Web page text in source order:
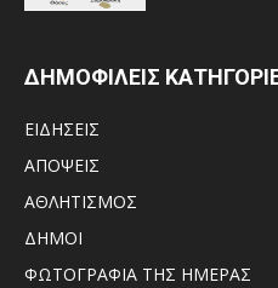
ΔΗΜΟΦΙΛΕΙΣ
ΕΙΔΗΣΕΙΣ
ΑΠΟΨΕΙΣ
ΑΘΛΗΤΙΣΜΟΣ
ΔΗΜΟΙ
ΦΩΤΟΓΡΑΦΙΑ ΤΗΣ ΗΜΕΡΑΣ